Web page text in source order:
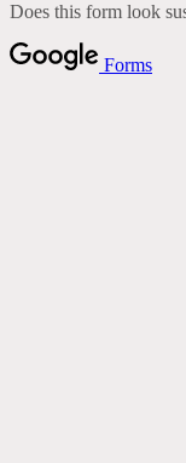
Does this form look
Forms